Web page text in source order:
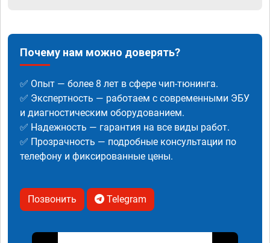
Почему нам можно доверять?
✅ Опыт — более 8 лет в сфере чип-тюнинга.
✅ Экспертность — работаем с современными ЭБУ
и диагностическим оборудованием.
✅ Надежность — гарантия на все виды работ.
✅ Прозрачность — подробные консультации по
телефону и фиксированные цены.
Позвонить Telegram